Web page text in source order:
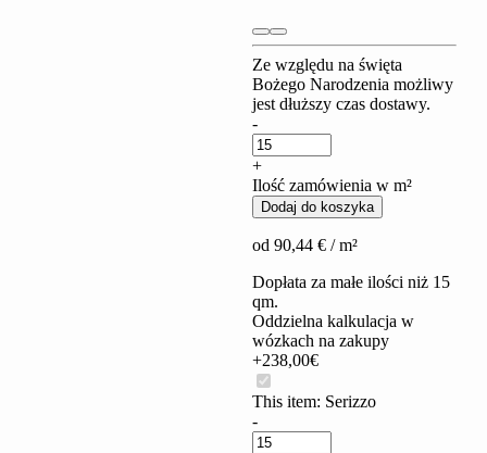
Ze względu na święta
Bożego Narodzenia możliwy
jest dłuższy czas dostawy.
Serizzo
quantity
-
+
Ilość zamówienia w m²
Dodaj do koszyka
od 90,44 €/ m²
Dopłata za małe ilości niż 15
qm.
Oddzielna kalkulacja w
wózkach na zakupy
+238,00€
This item: Serizzo
Serizzo
quantity
-